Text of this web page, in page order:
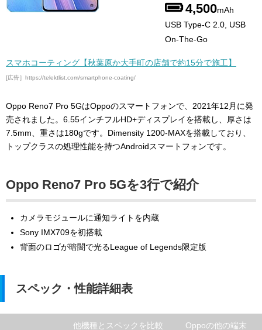
4,500mAh
USB Type-C 2.0, USB
On-The-Go
スマホコーティング【秋葉原か大手町の店舗で約15分で施工】
[広告］https://telektlist.com/smartphone-coating/
Oppo Reno7 Pro 5GはOppoのスマートフォンで、2021年12月に発
売されました。6.55インチフルHD+ディスプレイを搭載し、厚さは
7.5mm、重さは180gです。Dimensity 1200-MAXを搭載しており、
トップクラスの処理性能を持つAndroidスマートフォンです。
Oppo Reno7 Pro 5Gを3行で紹介
カメラモジュールに通知ライトを内蔵
Sony IMX709を初搭載
背面のロゴが暗闇で光るLeague of Legends限定版
スペック・性能詳細表
Oppoの他の端末
他機種とスペックを比較